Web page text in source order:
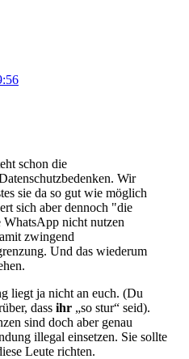
schon die
Wir
sie da so gut wie möglich
sich aber dennoch "die
nicht nutzen
zwingend
Und das wiederum
liegt ja nicht an euch. (Du
dass ihr „so stur“ seid).
sind doch aber genau
illegal einsetzen. Sie sollte
Leute richten.